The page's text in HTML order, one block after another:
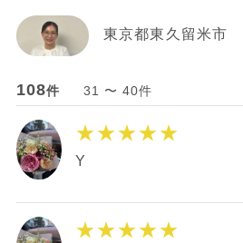
東京都東久留米市
108件 31 〜 40件
★★★★★
Y
★★★★★